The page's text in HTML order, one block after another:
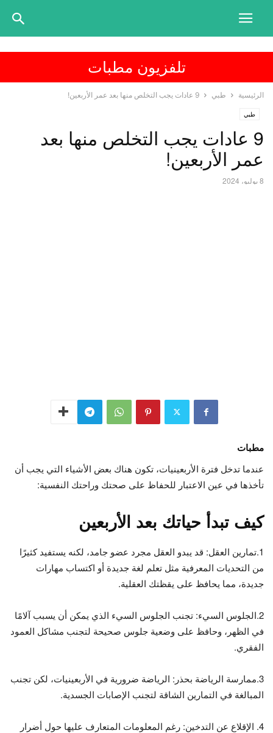
تلفزيون مطبات
الرئيسية طبي 9 عادات يجب التخلص منها بعد عمر الأربعين!
طبي
9 عادات يجب التخلص منها بعد
عمر الأربعين!
8 يوليو، 2024
مطبات
عندما تدخل فترة الأربعينيات، تكون هناك بعض الأشياء التي يجب أن
تأخذها في عين الاعتبار للحفاظ على صحتك وراحتك النفسية:
كيف تبدأ حياتك بعد الأربعين
1.تمارين العقل: قد يبدو العقل مجرد عضو جامد، لكنه يستفيد كثيرًا
من التحديات المعرفية مثل تعلم لغة جديدة أو اكتساب مهارات
جديدة، مما يحافظ على يقظتك العقلية.
2.الجلوس السيء: تجنب الجلوس السيء الذي يمكن أن يسبب آلامًا
في الظهر، وحافظ على وضعية جلوس صحيحة لتجنب مشاكل العمود
الفقري.
3.ممارسة الرياضة بحذر: الرياضة ضرورية في الأربعينيات، لكن تجنب
المبالغة في التمارين الشاقة لتجنب الإصابات الجسدية.
4. الإقلاع عن التدخين: رغم المعلومات المتعارف عليها حول أضرار